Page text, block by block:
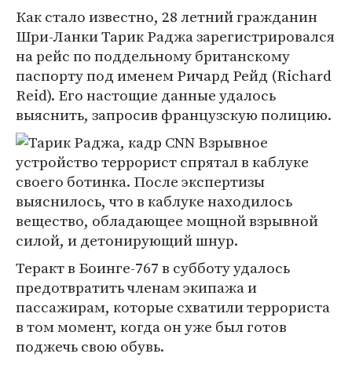
Как стало известно, 28 летний гражданин
Шри-Ланки Тарик Раджа зарегистрировался
на рейс по поддельному британскому
паспорту под именем Ричард Рейд (Richard
Reid). Его настощие данные удалось
выяснить, запросив французскую полицию.
Взрывное
устройство террорист спрятал в каблуке
своего ботинка. После экспертизы
выяснилось, что в каблуке находилось
вещество, обладающее мощной взрывной
силой, и детонирующий шнур.
Теракт в Боинге-767 в субботу удалось
предотвратить членам экипажа и
пассажирам, которые схватили террориста
в том момент, когда он уже был готов
поджечь свою обувь.